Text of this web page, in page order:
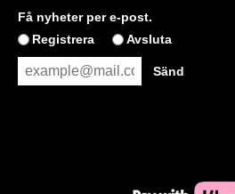
Få nyheter per e-post.
Registrera
Avsluta